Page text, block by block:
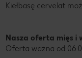
Kiełbasę cervelat
Nasza oferta mięs i
Oferta ważna od